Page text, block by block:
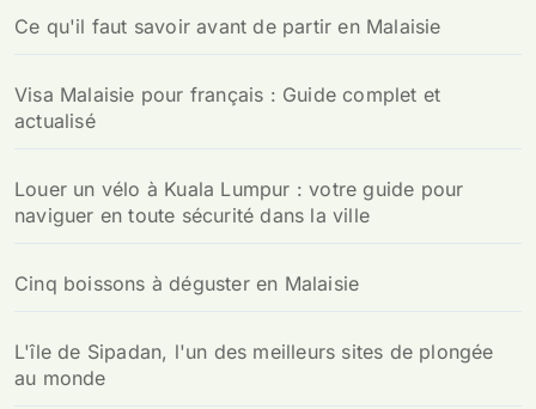
Ce qu'il faut savoir avant de partir en Malaisie
Visa Malaisie pour français : Guide complet et
actualisé
Louer un vélo à Kuala Lumpur : votre guide pour
naviguer en toute sécurité dans la ville
Cinq boissons à déguster en Malaisie
L'île de Sipadan, l'un des meilleurs sites de plongée
au monde